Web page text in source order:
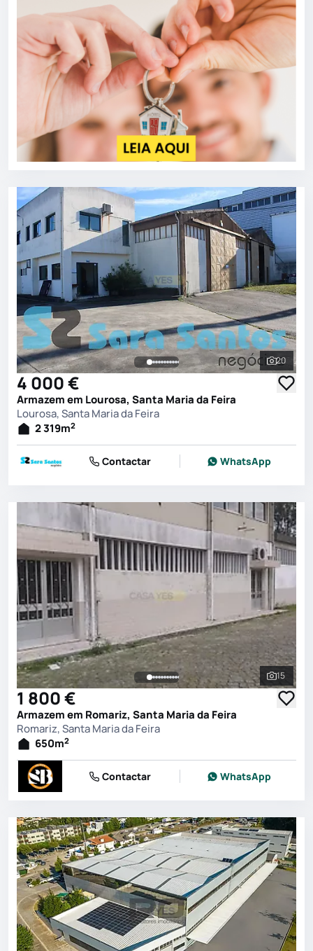
Ver
20
4 000 €
Armazem em Lourosa, Santa Maria da Feira
Lourosa, Santa Maria da Feira
2 319m2
Contactar WhatsApp
Ver
15
1 800 €
Armazem em Romariz, Santa Maria da Feira
Romariz, Santa Maria da Feira
650m2
Contactar WhatsApp